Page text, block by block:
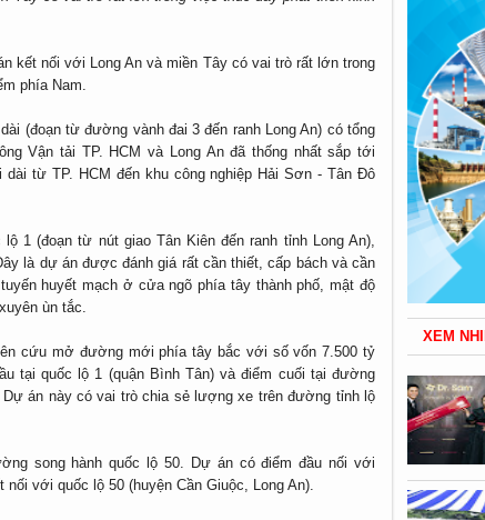
kết nối với Long An và miền Tây có vai trò rất lớn trong
phía Nam.
(đoạn từ đường vành đai 3 đến ranh Long An) có tổng
Vận tải TP. HCM và Long An đã thống nhất sắp tới
từ TP. HCM đến khu công nghiệp Hải Sơn - Tân Đô
1 (đoạn từ nút giao Tân Kiên đến ranh tỉnh Long An),
là dự án được đánh giá rất cần thiết, cấp bách và cần
huyết mạch ở cửa ngõ phía tây thành phố, mật độ
ùn tắc.
cứu mở đường mới phía tây bắc với số vốn 7.500 tỷ
tại quốc lộ 1 (quận Bình Tân) và điểm cuối tại đường
Dự án này có vai trò chia sẻ lượng xe trên đường tỉnh lộ
song hành quốc lộ 50. Dự án có điểm đầu nối với
với quốc lộ 50 (huyện Cần Giuộc, Long An).
XEM